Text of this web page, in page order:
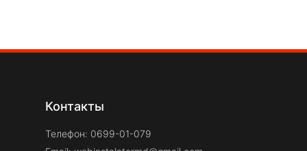
Контакты
Телефон: 0699-01-079